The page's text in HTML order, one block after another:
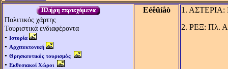
Πολιτικός χάρτης
Τουριστικά ενδιαφέροντα
• Ιστορία
• Αρχιτεκτονική
• Θρησκευτικός τουρισμός
• Εκθεσιακοί Χώροι
Eéêüíåò
1. ΑΣΤΕΡΙΑ:
2. ΡΕΞ: Πλ.